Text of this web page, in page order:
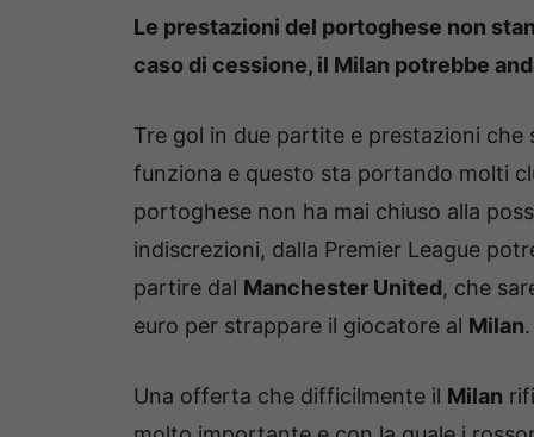
Le prestazioni del portoghese non
caso di cessione, il Milan potrebbe
Tre gol in due partite e prestazioni che
funziona e questo sta portando molti
portoghese non ha mai chiuso alla
indiscrezioni, dalla Premier League
partire dal Manchester United, che
euro per strappare il giocatore al Milan.
Una offerta che difficilmente il Milan